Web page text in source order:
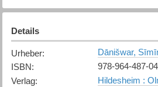
Details
Urheber:
Dānišwar,
ISBN:
978-964-487-
Verlag:
Hildesheim :